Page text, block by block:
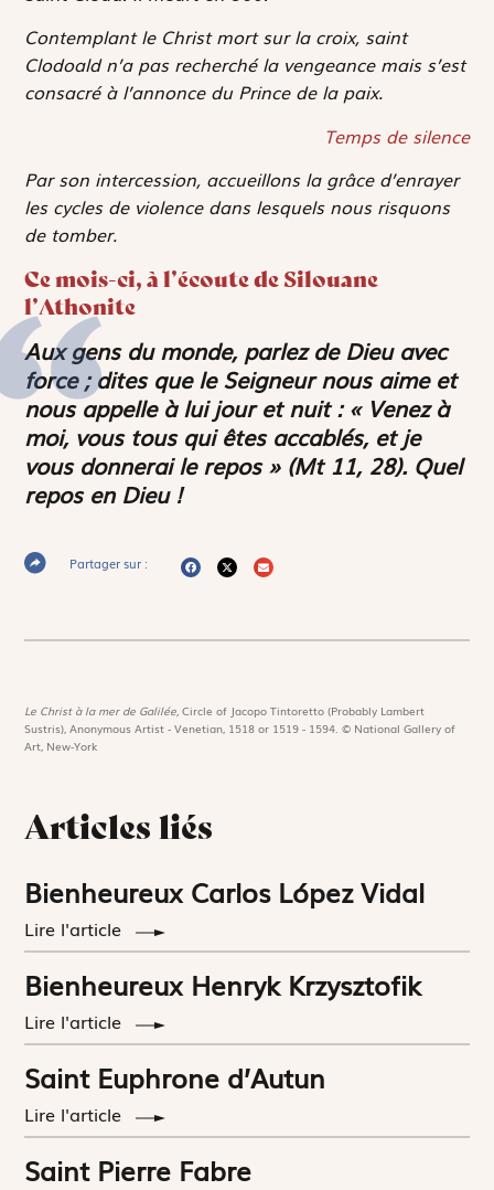
Contemplant le Christ mort sur la croix, saint
Clodoald n’a pas recherché la vengeance mais s’est
consacré à l’annonce du Prince de la paix.
Temps de silence
Par son intercession, accueillons la grâce d’enrayer
les cycles de violence dans lesquels nous risquons
de tomber.
Ce mois-ci, à l’écoute de Silouane
l’Athonite
Aux gens du monde, parlez de Dieu avec
force ; dites que le Seigneur nous aime et
nous appelle à lui jour et nuit :« Venez à
moi, vous tous qui êtes accablés, et je
vous donnerai le repos »(Mt 11, 28). Quel
repos en Dieu !
Partager sur :
Le Christ à la mer de Galilée,Circle of Jacopo Tintoretto (Probably Lambert
Sustris), Anonymous Artist - Venetian, 1518 or 1519 - 1594. © National Gallery of
Art, New-York
Articles liés
Bienheureux Carlos López Vidal
Lire l'article
Bienheureux Henryk Krzysztofik
Lire l'article
Saint Euphrone d’Autun
Lire l'article
Saint Pierre Fabre